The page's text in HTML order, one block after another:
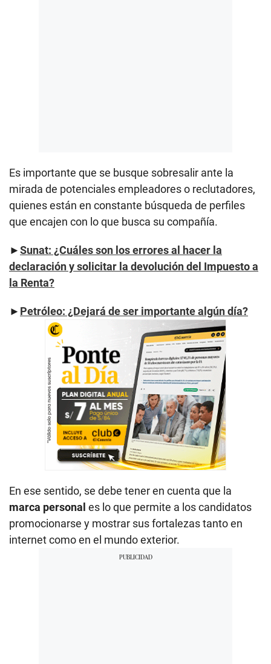
Es importante que se busque sobresalir ante la
mirada de potenciales empleadores o reclutadores,
quienes están en constante búsqueda de perfiles
que encajen con lo que busca su compañía.
►Sunat: ¿Cuáles son los errores al hacer la
declaración y solicitar la devolución del Impuesto a
la Renta?
► Petróleo: ¿Dejará de ser importante algún día?
En ese sentido, se debe tener en cuenta que la
marca personal es lo que permite a los candidatos
promocionarse y mostrar sus fortalezas tanto en
internet como en el mundo exterior.